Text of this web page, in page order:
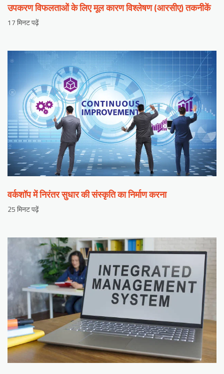
उपकरण विफलताओं के लिए मूल कारण विश्लेषण (आरसीए) तकनीकें
17 मिनट पढ़ें
वर्कशॉप में निरंतर सुधार की संस्कृति का निर्माण करना
25 मिनट पढ़ें